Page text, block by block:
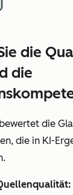
die
die
die
die in KI-